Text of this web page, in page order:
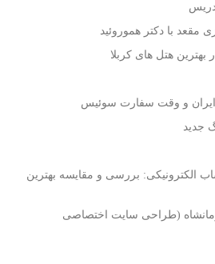
مقعد با دکتر هموروئید
بهترین هتل های کربلا
ایران و وقت سفارت سوئیس
جدید
الکترونیکی: بررسی و مقایسه بهترین
(طراحی سایت اختصاصی